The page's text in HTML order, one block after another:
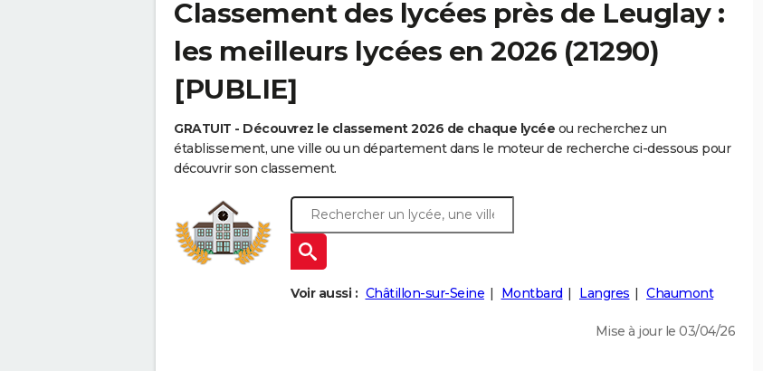
Classement des lycées près de Leuglay :
les meilleurs lycées en 2026 (21290)
[PUBLIE]
GRATUIT - Découvrez le classement 2026 de chaque lycée ou recherchez un
établissement, une ville ou un département dans le moteur de recherche ci-dessous pour
découvrir son classement.
Voir aussi : Châtillon-sur-Seine Montbard Langres Chaumont
Mise à jour le 03/04/26